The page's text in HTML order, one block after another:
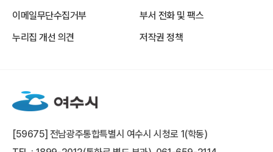
이메일무단수집거부
부서 전화 및 팩스
누리집 개선 의견
저작권 정책
[59675] 전남광주통합특별시 여수시 시청로 1(학동)